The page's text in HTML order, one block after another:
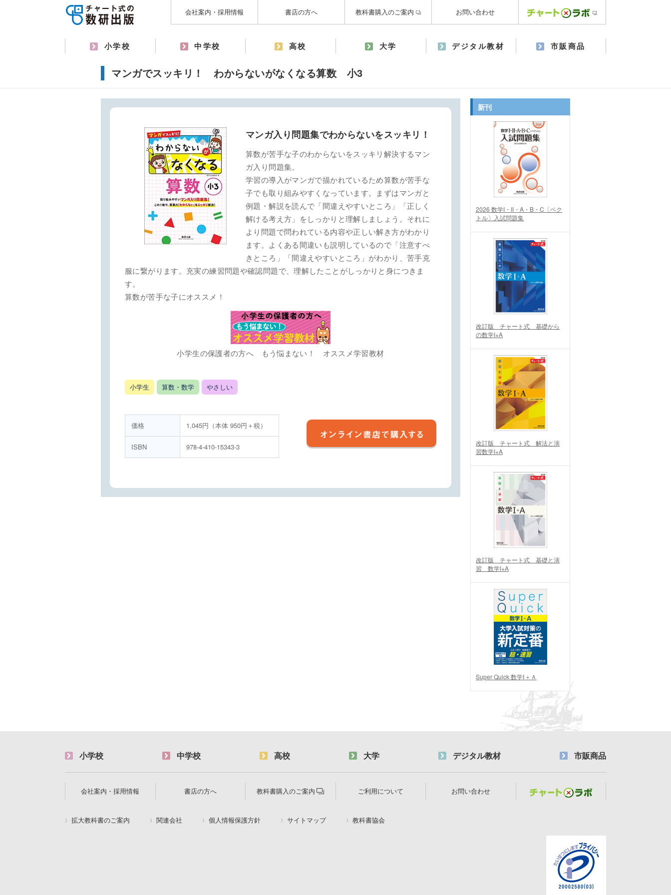
会社案内・採用情報 書店の方へ 教科書購入のご案内 お問い合わせ
小学校 中学校 高校 大学 デジタル教材 市販商品
マンガでスッキリ！ わからないがなくなる算数 小3
マンガ入り問題集でわからないをスッキリ！
算数が苦手な子のわからないをスッキリ解決するマン
ガ入り問題集。
学習の導入がマンガで描かれているため算数が苦手な
子でも取り組みやすくなっています。まずはマンガと
例題・解説を読んで「間違えやすいところ」「正しく
解ける考え方」をしっかりと理解しましょう。それに
より問題で問われている内容や正しい解き方がわかり
ます。よくある間違いも説明しているので「注意すべ
きところ」「間違えやすいところ」がわかり、苦手克
服に繋がります。充実の練習問題や確認問題で、理解したことがしっかりと身につきま
す。
算数が苦手な子にオススメ！
小学生の保護者の方へ もう悩まない！ オススメ学習教材
小学生 算数・数学 やさしい
価格 1,045円（本体 950円＋税）
ISBN 978-4-410-15343-3
新刊
2026 数学I・II・A・B・C〔ベク
トル〕入試問題集
改訂版 チャート式 基礎から
の数学I+A
改訂版 チャート式 解法と演
習数学I+A
改訂版 チャート式 基礎と演
習 数学I+A
Super Quick 数学Ⅰ＋Ａ
小学校 中学校 高校 大学 デジタル教材 市販商品
会社案内・採用情報 書店の方へ 教科書購入のご案内 ご利用について お問い合わせ
拡大教科書のご案内 関連会社 個人情報保護方針 サイトマップ 教科書協会